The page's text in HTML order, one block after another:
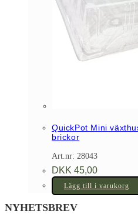
QuickPot Mini
brickor
Art.nr: 28043
DKK 45,00
Lägg till i varukorg
NYHETSBREV